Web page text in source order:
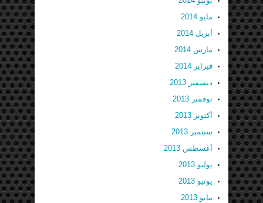
مايو 2014
أبريل 2014
مارس 2014
فبراير 2014
ديسمبر 2013
نوفمبر 2013
أكتوبر 2013
سبتمبر 2013
أغسطس 2013
يوليو 2013
يونيو 2013
مايو 2013